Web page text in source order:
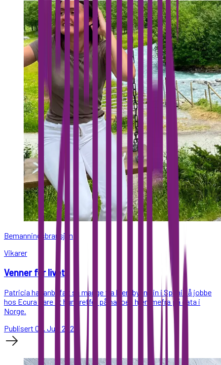
Bemanningsbransjen
Vikarer
Venner for livet
Patricia har anbefalt så mange fra hjembyen sin i Spania å jobbe
hos Ecura Care at hun treffer på naboen hjemmefra på gata i
Norge.
Publisert 05. July 2024